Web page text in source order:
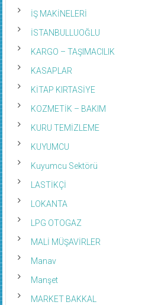
İŞ MAKİNELERİ
İSTANBULLUOĞLU
KARGO – TAŞIMACILIK
KASAPLAR
KİTAP KIRTASİYE
KOZMETİK – BAKIM
KURU TEMİZLEME
KUYUMCU
Kuyumcu Sektörü
LASTİKÇİ
LOKANTA
LPG OTOGAZ
MALİ MÜŞAVİRLER
Manav
Manşet
MARKET BAKKAL